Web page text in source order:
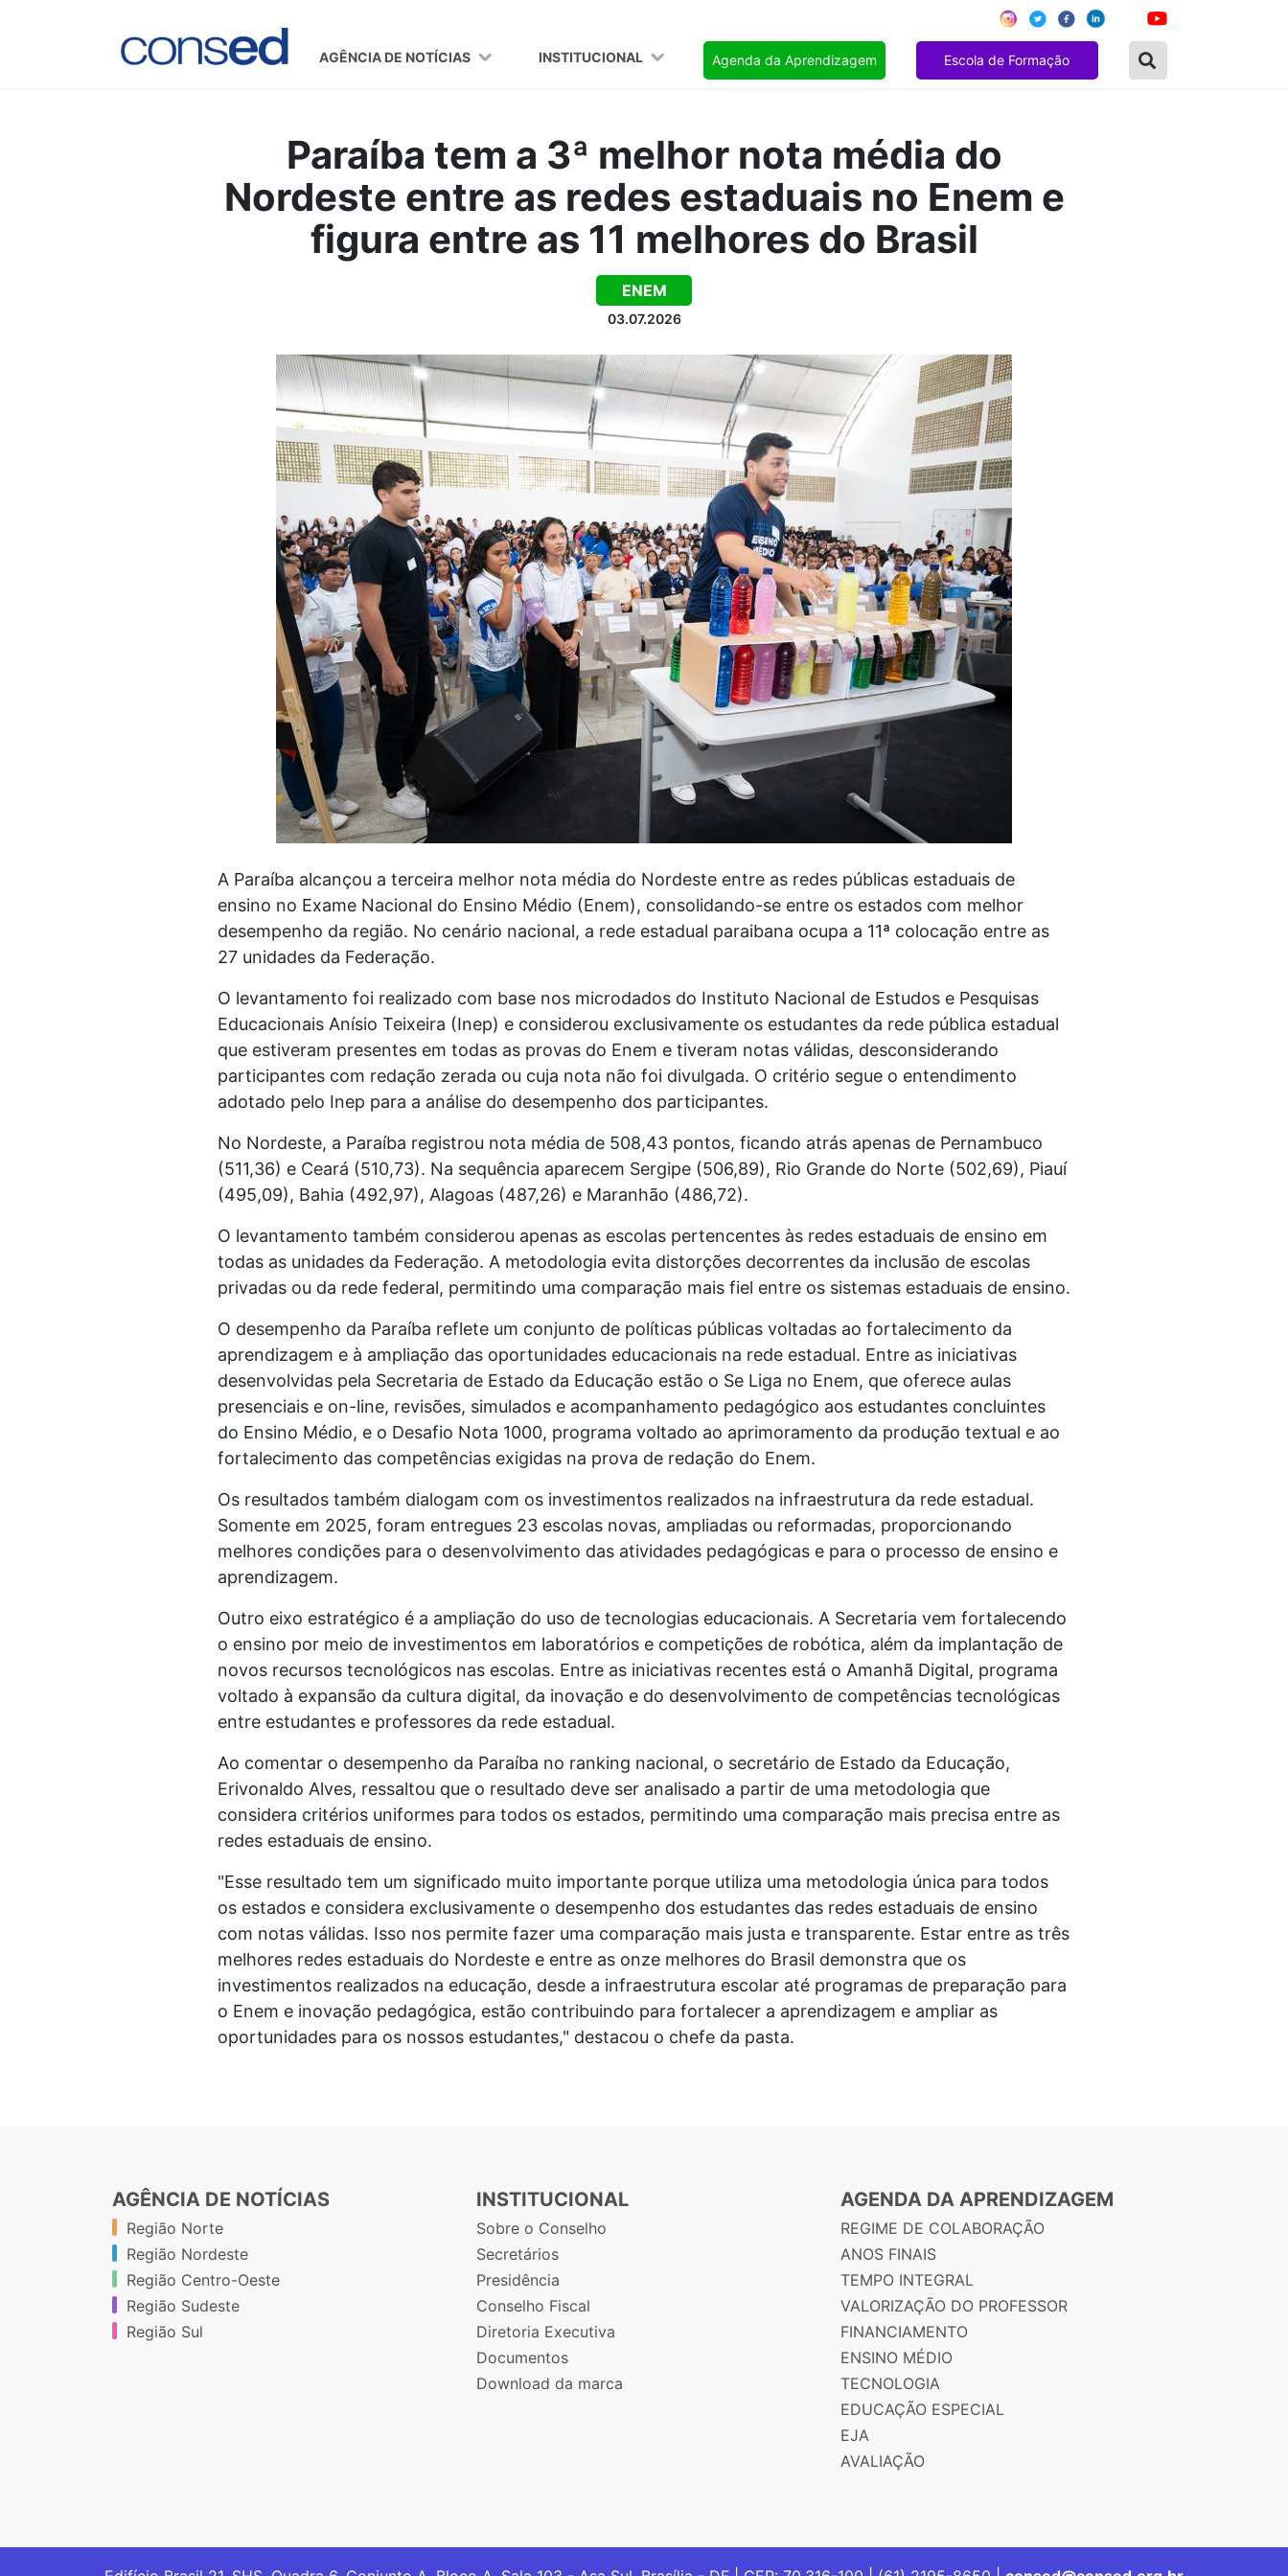
AGÊNCIA DE NOTÍCIAS INSTITUCIONAL Agenda da Aprendizagem Escola de Formação
Paraíba tem a 3ª melhor nota média do
Nordeste entre as redes estaduais no Enem e
figura entre as 11 melhores do Brasil
ENEM
03.07.2026
A Paraíba alcançou a terceira melhor nota média do Nordeste entre as redes públicas estaduais de
ensino no Exame Nacional do Ensino Médio (Enem), consolidando-se entre os estados com melhor
desempenho da região. No cenário nacional, a rede estadual paraibana ocupa a 11ª colocação entre as
27 unidades da Federação.
O levantamento foi realizado com base nos microdados do Instituto Nacional de Estudos e Pesquisas
Educacionais Anísio Teixeira (Inep) e considerou exclusivamente os estudantes da rede pública estadual
que estiveram presentes em todas as provas do Enem e tiveram notas válidas, desconsiderando
participantes com redação zerada ou cuja nota não foi divulgada. O critério segue o entendimento
adotado pelo Inep para a análise do desempenho dos participantes.
No Nordeste, a Paraíba registrou nota média de 508,43 pontos, ficando atrás apenas de Pernambuco
(511,36) e Ceará (510,73). Na sequência aparecem Sergipe (506,89), Rio Grande do Norte (502,69), Piauí
(495,09), Bahia (492,97), Alagoas (487,26) e Maranhão (486,72).
O levantamento também considerou apenas as escolas pertencentes às redes estaduais de ensino em
todas as unidades da Federação. A metodologia evita distorções decorrentes da inclusão de escolas
privadas ou da rede federal, permitindo uma comparação mais fiel entre os sistemas estaduais de ensino.
O desempenho da Paraíba reflete um conjunto de políticas públicas voltadas ao fortalecimento da
aprendizagem e à ampliação das oportunidades educacionais na rede estadual. Entre as iniciativas
desenvolvidas pela Secretaria de Estado da Educação estão o Se Liga no Enem, que oferece aulas
presenciais e on-line, revisões, simulados e acompanhamento pedagógico aos estudantes concluintes
do Ensino Médio, e o Desafio Nota 1000, programa voltado ao aprimoramento da produção textual e ao
fortalecimento das competências exigidas na prova de redação do Enem.
Os resultados também dialogam com os investimentos realizados na infraestrutura da rede estadual.
Somente em 2025, foram entregues 23 escolas novas, ampliadas ou reformadas, proporcionando
melhores condições para o desenvolvimento das atividades pedagógicas e para o processo de ensino e
aprendizagem.
Outro eixo estratégico é a ampliação do uso de tecnologias educacionais. A Secretaria vem fortalecendo
o ensino por meio de investimentos em laboratórios e competições de robótica, além da implantação de
novos recursos tecnológicos nas escolas. Entre as iniciativas recentes está o Amanhã Digital, programa
voltado à expansão da cultura digital, da inovação e do desenvolvimento de competências tecnológicas
entre estudantes e professores da rede estadual.
Ao comentar o desempenho da Paraíba no ranking nacional, o secretário de Estado da Educação,
Erivonaldo Alves, ressaltou que o resultado deve ser analisado a partir de uma metodologia que
considera critérios uniformes para todos os estados, permitindo uma comparação mais precisa entre as
redes estaduais de ensino.
"Esse resultado tem um significado muito importante porque utiliza uma metodologia única para todos
os estados e considera exclusivamente o desempenho dos estudantes das redes estaduais de ensino
com notas válidas. Isso nos permite fazer uma comparação mais justa e transparente. Estar entre as três
melhores redes estaduais do Nordeste e entre as onze melhores do Brasil demonstra que os
investimentos realizados na educação, desde a infraestrutura escolar até programas de preparação para
o Enem e inovação pedagógica, estão contribuindo para fortalecer a aprendizagem e ampliar as
oportunidades para os nossos estudantes," destacou o chefe da pasta.
AGÊNCIA DE NOTÍCIAS
Região Norte
Região Nordeste
Região Centro-Oeste
Região Sudeste
Região Sul
INSTITUCIONAL
Sobre o Conselho
Secretários
Presidência
Conselho Fiscal
Diretoria Executiva
Documentos
Download da marca
AGENDA DA APRENDIZAGEM
REGIME DE COLABORAÇÃO
ANOS FINAIS
TEMPO INTEGRAL
VALORIZAÇÃO DO PROFESSOR
FINANCIAMENTO
ENSINO MÉDIO
TECNOLOGIA
EDUCAÇÃO ESPECIAL
EJA
AVALIAÇÃO